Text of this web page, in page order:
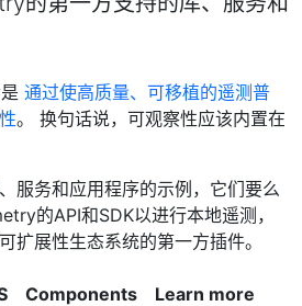
通过使高质量、可移植的遥测普
。 换句话说，可观察性应该内置在
服务和应用程序的示例，它们要么
的API和SDK以进行本地遥测，
扩展性生态系统的第一方插件。
Components Learn more